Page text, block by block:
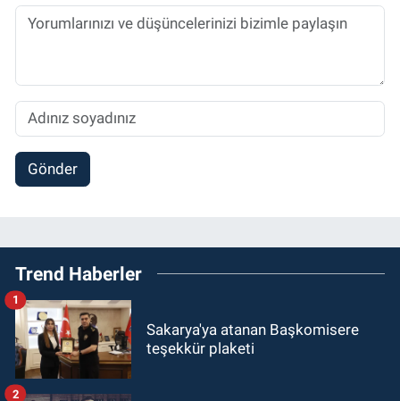
Gönder
Trend Haberler
Sakarya'ya atanan Başkomisere
teşekkür plaketi
1
2